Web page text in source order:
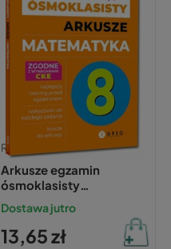
Paulina Miełgeś-Szostak, Roman Gancarczyk, Bernadetta Połomska,
Arkusze egzamin
ósmoklasisty
matematyka 2026 –
GREG
Dostawa jutro
13,65 zł